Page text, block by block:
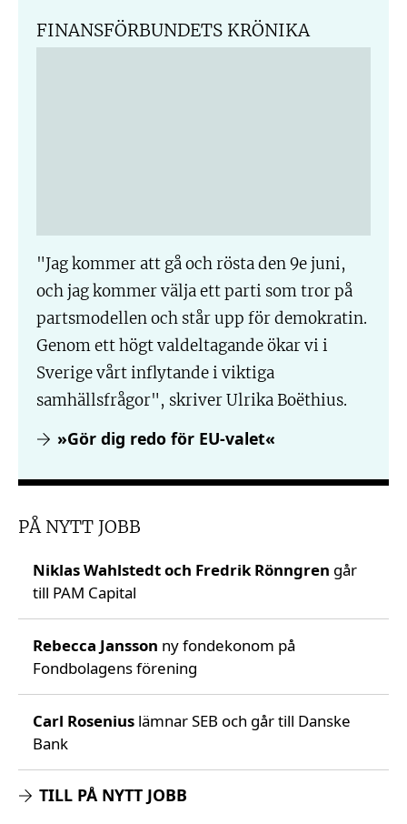
FINANSFÖRBUNDETS KRÖNIKA
"Jag kommer att gå och rösta den 9e juni,
och jag kommer välja ett parti som tror på
partsmodellen och står upp för demokratin.
Genom ett högt valdeltagande ökar vi i
Sverige vårt inflytande i viktiga
samhällsfrågor", skriver Ulrika Boëthius.
»Gör dig redo för EU-valet«
PÅ NYTT JOBB
Niklas Wahlstedt och Fredrik Rönngren går
till PAM Capital
Rebecca Jansson ny fondekonom på
Fondbolagens förening
Carl Rosenius lämnar SEB och går till Danske
Bank
TILL PÅ NYTT JOBB